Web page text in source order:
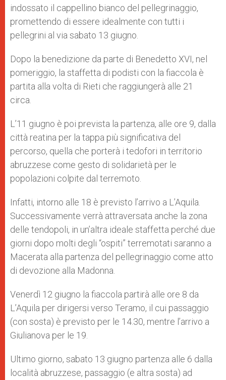
indossato il cappellino bianco del pellegrinaggio,
promettendo di essere idealmente con tutti i
pellegrini al via sabato 13 giugno.
Dopo la benedizione da parte di Benedetto XVI, nel
pomeriggio, la staffetta di podisti con la fiaccola è
partita alla volta di Rieti che raggiungerà alle 21
circa.
L’11 giugno è poi prevista la partenza, alle ore 9, dalla
città reatina per la tappa più significativa del
percorso, quella che porterà i tedofori in territorio
abruzzese come gesto di solidarietà per le
popolazioni colpite dal terremoto.
Infatti, intorno alle 18 è previsto l’arrivo a L’Aquila.
Successivamente verrà attraversata anche la zona
delle tendopoli, in un’altra ideale staffetta perché due
giorni dopo molti degli “ospiti” terremotati saranno a
Macerata alla partenza del pellegrinaggio come atto
di devozione alla Madonna.
Venerdì 12 giugno la fiaccola partirà alle ore 8 da
L’Aquila per dirigersi verso Teramo, il cui passaggio
(con sosta) è previsto per le 14.30, mentre l’arrivo a
Giulianova per le 19.
Ultimo giorno, sabato 13 giugno partenza alle 6 dalla
località abruzzese, passaggio (e altra sosta) ad